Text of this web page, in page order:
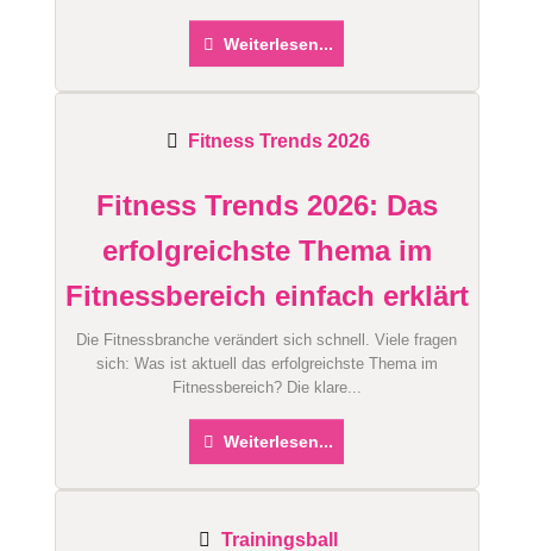
Weiterlesen...
Fitness Trends 2026: Das
erfolgreichste Thema im
Fitnessbereich einfach erklärt
Fitness Trends 2026
Die Fitnessbranche verändert sich schnell. Viele fragen
sich: Was ist aktuell das erfolgreichste Thema im
Fitnessbereich? Die klare...
Weiterlesen...
Trainingsball